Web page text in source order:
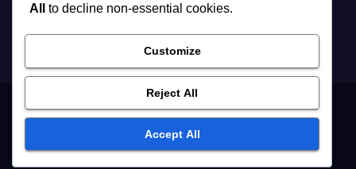
askom.fr
Contactez-nousÀ propos de nousConditions générales
Politique relative aux cookiesVotre confidentialité
All
to decline non-essential cookies.
Customize
Reject All
Accept All